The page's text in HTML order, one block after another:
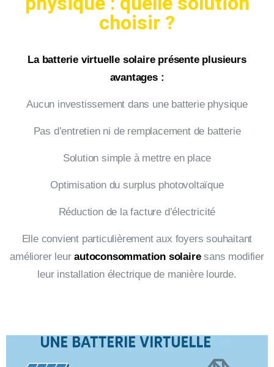
choisir ?
La batterie virtuelle solaire présente plusieurs
avantages :
Aucun investissement dans une batterie physique
Pas d’entretien ni de remplacement de batterie
Solution simple à mettre en place
Optimisation du surplus photovoltaïque
Réduction de la facture d’électricité
Elle convient particulièrement aux foyers souhaitant
améliorer leurautoconsommation solairesans modifier
leur installation électrique de manière lourde.